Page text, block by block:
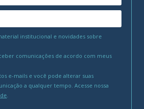
institucional e novidades sobre
comunicações de acordo com meus
e-mails e você pode alterar suas
a qualquer tempo. Acesse nossa
.